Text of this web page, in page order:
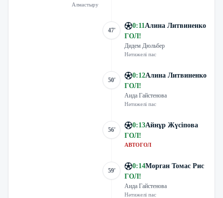
Алмастыру
47'
0:11Алина Литвиненко
ГОЛ!
Дидем Дюльбер
Нәтижелі пас
50'
0:12Алина Литвиненко
ГОЛ!
Аида Гайстенова
Нәтижелі пас
56'
0:13Айнұр Жүсіпова
ГОЛ!
АВТОГОЛ
59'
0:14Морган Томас Рис
ГОЛ!
Аида Гайстенова
Нәтижелі пас